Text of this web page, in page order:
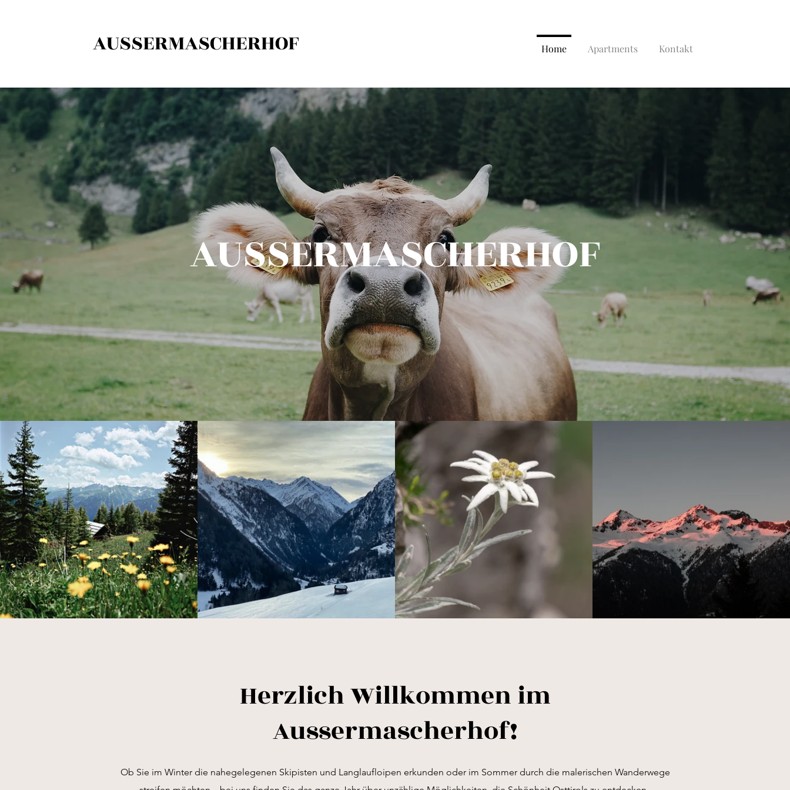
AUSSERMASCHERHOF Home Apartments Kontakt
AUSSERMASCHERHOF
Herzlich Willkommen im
Aussermascherhof!
Ob Sie im Winter die nahegelegenen Skipisten und Langlaufloipen erkunden oder im Sommer durch die malerischen Wanderwege